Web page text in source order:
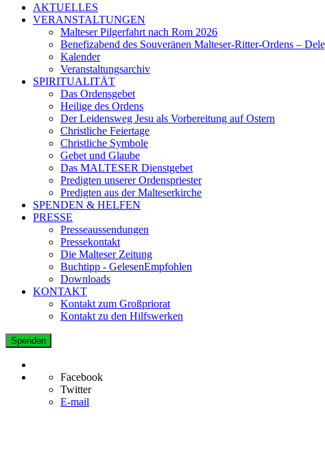
AKTUELLES
VERANSTALTUNGEN
Malteser Pilgerfahrt nach Rom 2026
Benefizabend des Souveränen Malteser-Ritter-Ordens –
Kalender
Veranstaltungsarchiv
SPIRITUALITÄT
Das Ordensgebet
Heilige des Ordens
Der Leidensweg Jesu als Vorbereitung auf Ostern
Christliche Feiertage
Christliche Symbole
Gebet und Glaube
Das MALTESER Dienstgebet
Predigten unserer Ordenspriester
Predigten aus der Malteserkirche
SPENDEN & HELFEN
PRESSE
Presseaussendungen
Pressekontakt
Die Malteser Zeitung
Buchtipp - GelesenEmpfohlen
Downloads
KONTAKT
Kontakt zum Großpriorat
Kontakt zu den Hilfswerken
Spenden
Facebook
Twitter
E-mail